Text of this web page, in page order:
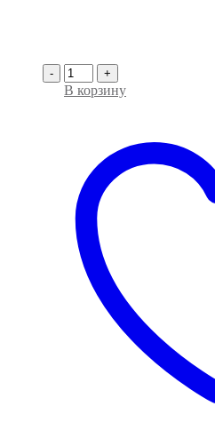
- +
В корзину